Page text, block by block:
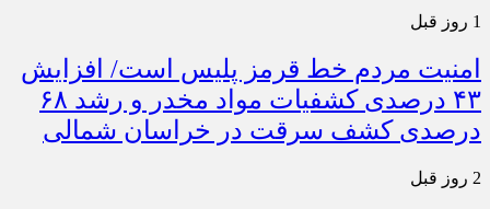
1 روز قبل
امنیت مردم خط قرمز پلیس است/ افزایش
۴۳ درصدی کشفیات مواد مخدر و رشد ۶۸
درصدی کشف سرقت در خراسان شمالی
2 روز قبل